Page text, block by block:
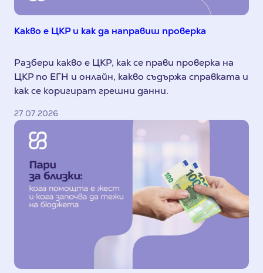
Какво е ЦКР и как да направиш проверка
Разбери какво е ЦКР, как се прави проверка на
ЦКР по ЕГН и онлайн, какво съдържа справката и
как се коригират грешни данни.
27.07.2026